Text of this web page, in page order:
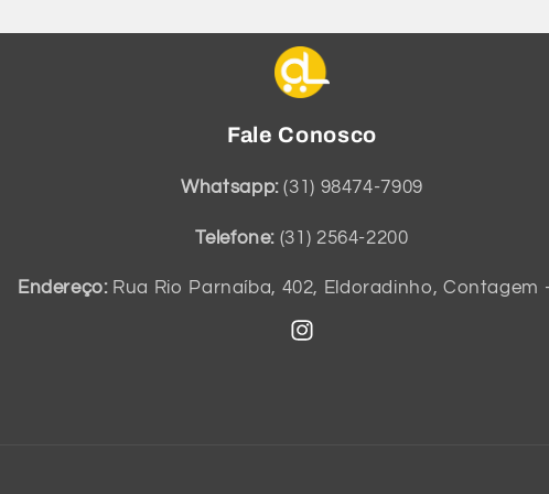
Fale Conosco
Whatsapp:(31) 98474-7909
Telefone: (31) 2564-2200
Endereço: Rua Rio Parnaíba, 402, Eldoradinho, Contagem
Instagram